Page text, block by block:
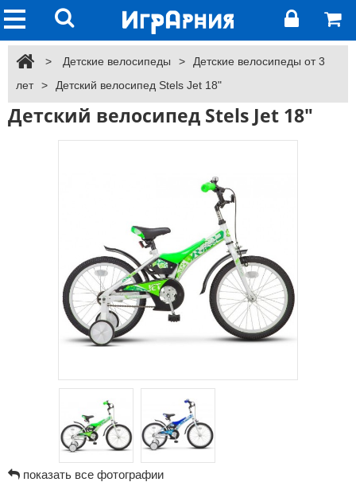
> Детские велосипеды >
Детские велосипеды от 3
лет
> Детский велосипед Stels Jet 18"
Детский велосипед Stels Jet 18"
показать все фотографии